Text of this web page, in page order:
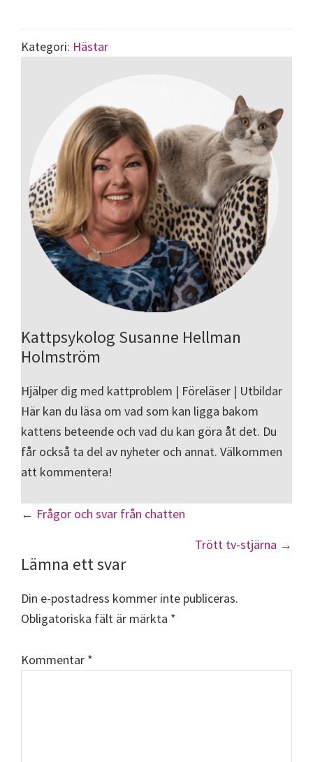
Kategori: Hästar
Kattpsykolog Susanne Hellman
Holmström
Hjälper dig med kattproblem | Föreläser | Utbildar
Här kan du läsa om vad som kan ligga bakom
kattens beteende och vad du kan göra åt det. Du
får också ta del av nyheter och annat. Välkommen
att kommentera!
Posts
navigation
← Frågor och svar från chatten
Trött tv-stjärna →
Läsarkommentarer
Lämna ett svar
Din e-postadress kommer inte publiceras.
Obligatoriska fält är märkta *
Kommentar *